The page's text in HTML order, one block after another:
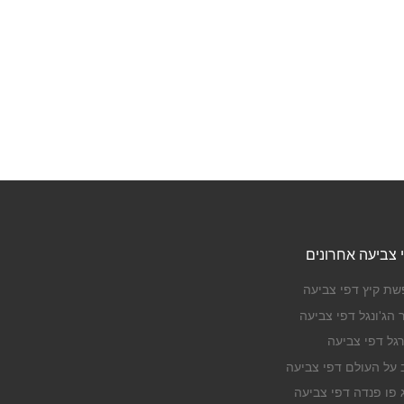
צביעה אחרונים
קיץ דפי צביעה
הג'ונגל דפי צביעה
דפי צביעה
על העולם דפי צביעה
פו פנדה דפי צביעה